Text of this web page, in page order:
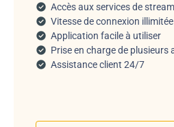
Accès aux services de
Vitesse de connexion illimitée
Application facile à utiliser
Prise en charge de plusieurs
Assistance client 24/7